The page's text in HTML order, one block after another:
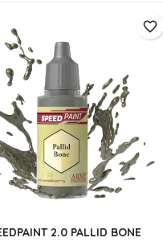
2.0 PALLID BONE
favorite_border